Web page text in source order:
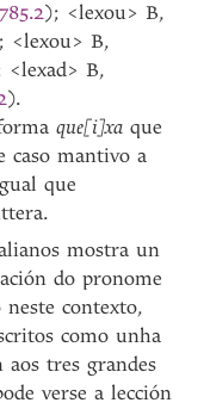
785.2); <lexou> B,
<lexou> B,
<lexad> B,
).
que[i]xa que
caso mantivo a
que
mostra un
do pronome
neste contexto,
como unha
tres grandes
verse a lección